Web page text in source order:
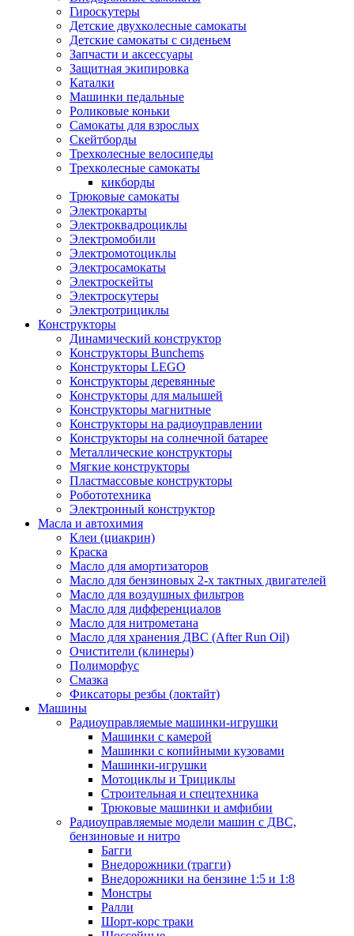
Гироскутеры
Детские двухколесные самокаты
Детские самокаты с сиденьем
Запчасти и аксессуары
Защитная экипировка
Каталки
Машинки педальные
Роликовые коньки
Самокаты для взрослых
Скейтборды
Трехколесные велосипеды
Трехколесные самокаты
кикборды
Трюковые самокаты
Электрокарты
Электроквадроциклы
Электромобили
Электромотоциклы
Электросамокаты
Электроскейты
Электроскутеры
Электротрициклы
Конструкторы
Динамический конструктор
Конструкторы Bunchems
Конструкторы LEGO
Конструкторы деревянные
Конструкторы для малышей
Конструкторы магнитные
Конструкторы на радиоуправлении
Конструкторы на солнечной батарее
Металлические конструкторы
Мягкие конструкторы
Пластмассовые конструкторы
Робототехника
Электронный конструктор
Масла и автохимия
Клеи (циакрин)
Краска
Масло для амортизаторов
Масло для бензиновых 2-х тактных двигателей
Масло для воздушных фильтров
Масло для дифференциалов
Масло для нитрометана
Масло для хранения ДВС (After Run Oil)
Очистители (клинеры)
Полиморфус
Смазка
Фиксаторы резбы (локтайт)
Машины
Радиоуправляемые машинки-игрушки
Машинки с камерой
Машинки с копийными кузовами
Машинки-игрушки
Мотоциклы и Трициклы
Строительная и спецтехника
Трюковые машинки и амфибии
Радиоуправляемые модели машин с ДВС,
бензиновые и нитро
Багги
Внедорожники (трагги)
Внедорожники на бензине 1:5 и 1:8
Монстры
Ралли
Шорт-корс траки